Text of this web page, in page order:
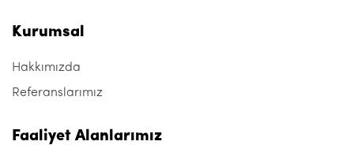
Kurumsal
Hakkımızda
Referanslarımız
Faaliyet Alanlarımız